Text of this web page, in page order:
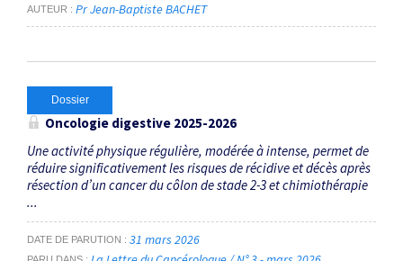
RECHERCHER
AUTEUR Pr Jean-Baptiste BACHET
Dossier
Oncologie digestive 2025-2026
Une activité physique régulière, modérée à intense, permet de
réduire significativement les risques de récidive et décès après
résection d’un cancer du côlon de stade 2-3 et chimiothérapie
...
DATE DE PARUTION 31 mars 2026